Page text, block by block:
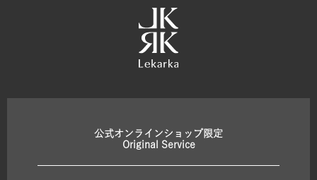
公式オンラインショップ限定
Original Service